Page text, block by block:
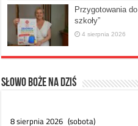
Przygotowania
szkoły”
4 sierpnia 2026
Słowo Boże na dziś